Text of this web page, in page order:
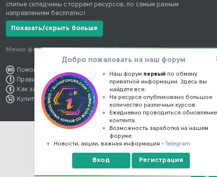
слитые складчины с торрент ресурсов, по самым разным
направлениям бесплатно!
Показать/скрыть больше
Меню форума
Помощь по форуму
Правила форума
Как заработать
Купить премиум
Наши контакты
Обратная связь
Конфиденциальность
Правообладателям
Верх
Добро пожаловать на наш форум
Наш форум первый по обмену
приватной информации. Здесь вы
найдете все.
На ресурсе опубликовано большое
количество различных курсов.
Ежедневно проводиться обновление
контента.
Возможность заработка на нашем
форуме.
Новости, акции, важная информация -Telegram
Вход Регистрация